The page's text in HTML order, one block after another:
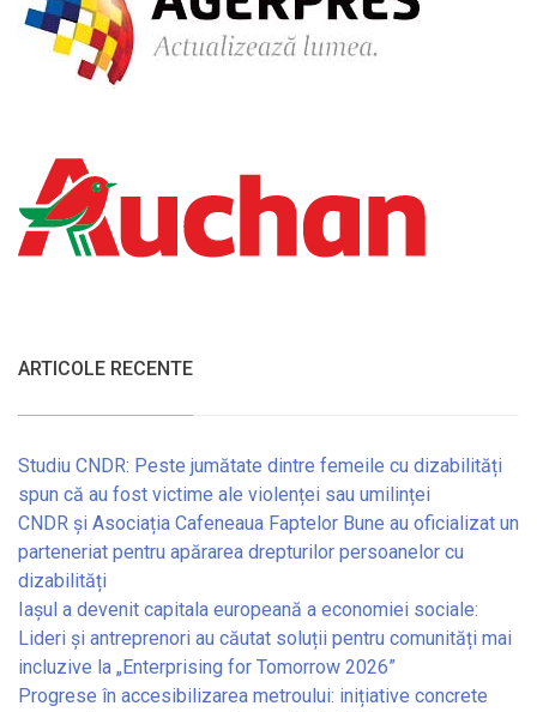
ARTICOLE RECENTE
Studiu CNDR: Peste jumătate dintre femeile cu dizabilități
spun că au fost victime ale violenței sau umilinței
CNDR și Asociația Cafeneaua Faptelor Bune au oficializat un
parteneriat pentru apărarea drepturilor persoanelor cu
dizabilități
Iașul a devenit capitala europeană a economiei sociale:
Lideri și antreprenori au căutat soluții pentru comunități mai
incluzive la „Enterprising for Tomorrow 2026”
Progrese în accesibilizarea metroului: inițiative concrete